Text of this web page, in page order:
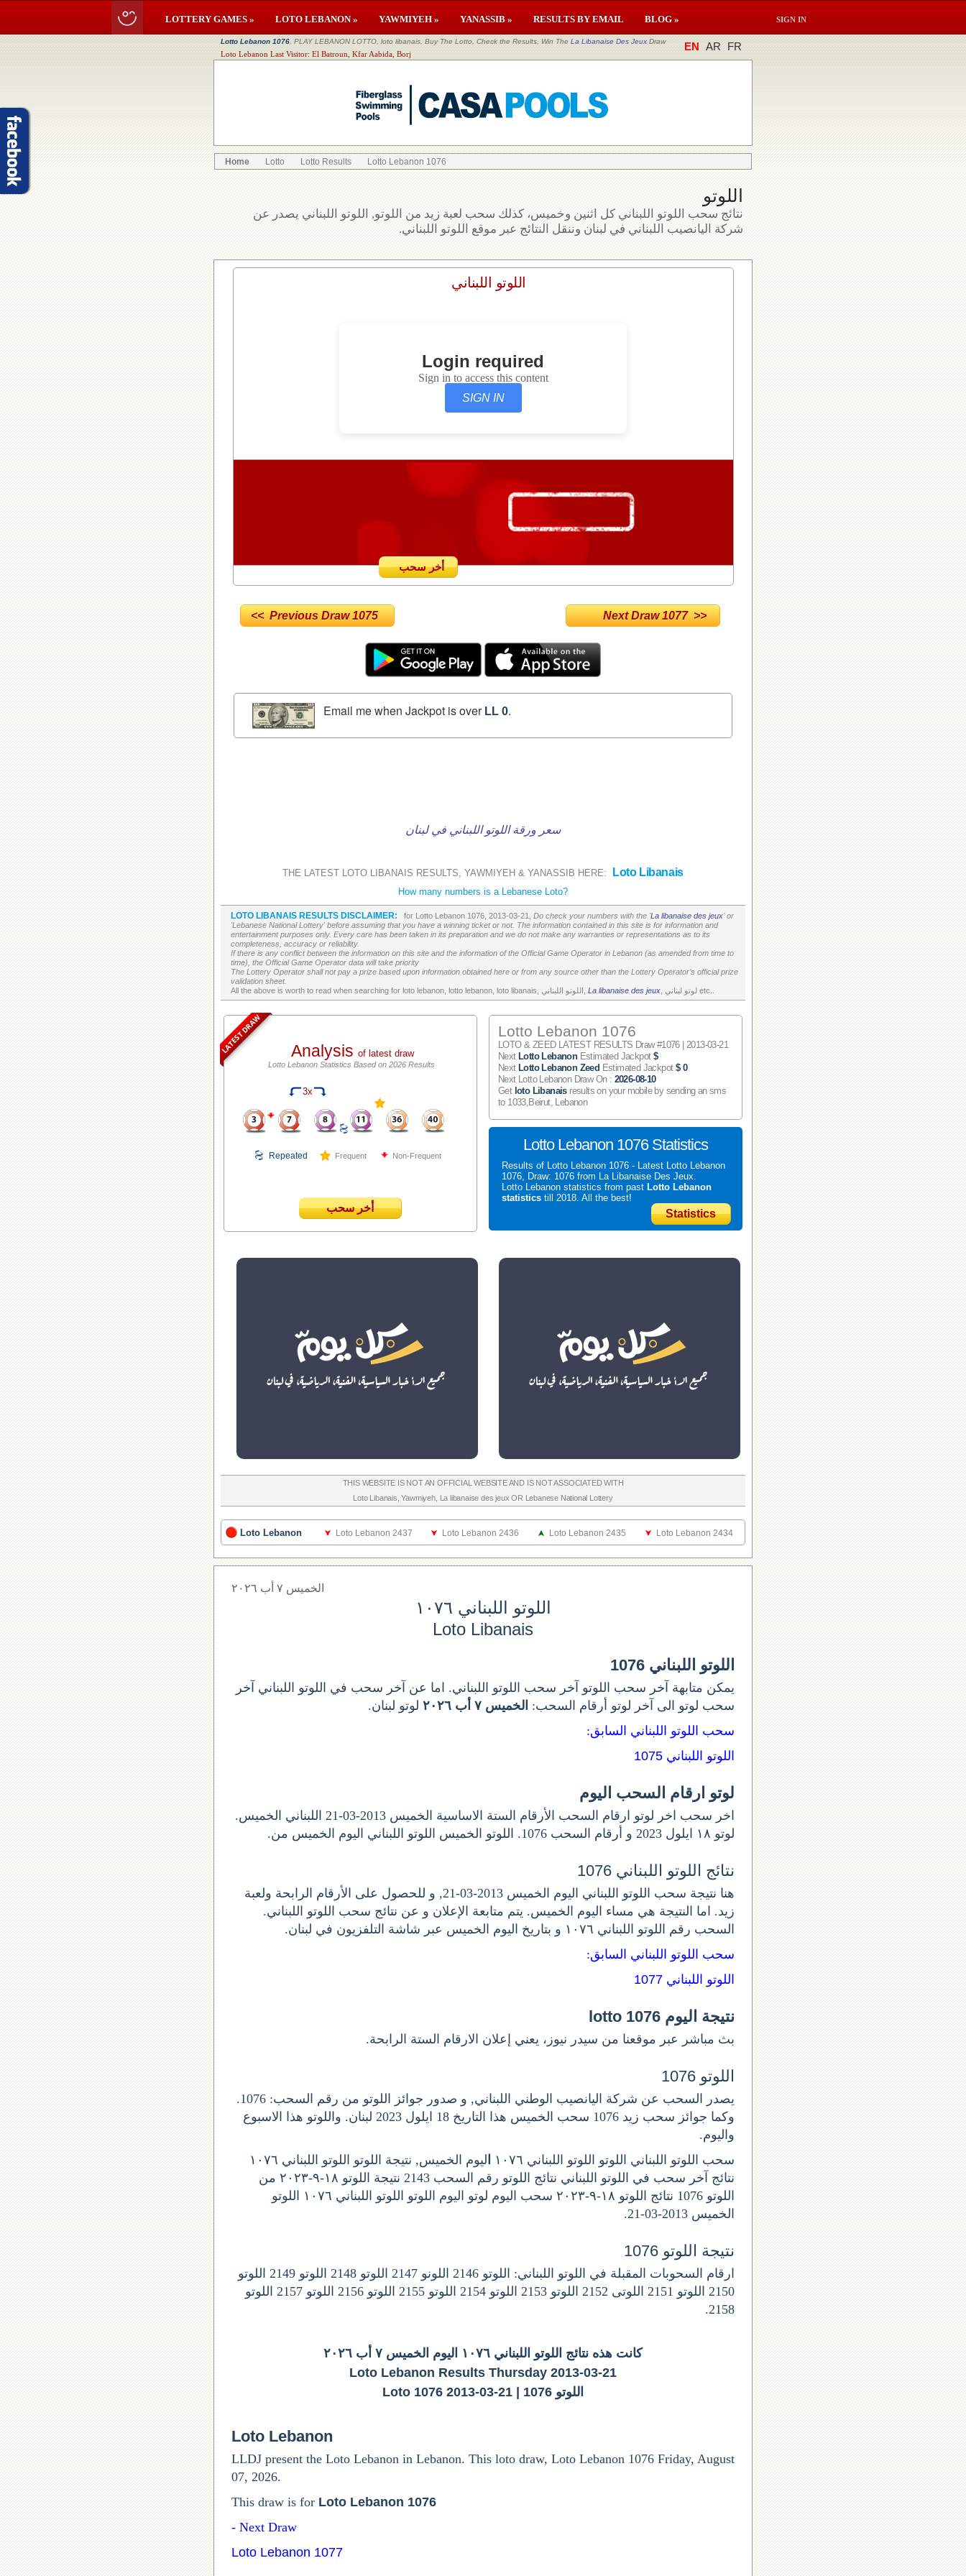
LOTTERY GAMES » LOTO LEBANON » YAWMIYEH » YANASSIB » RESULTS BY EMAIL BLOG » SIGN IN
Lotto Lebanon 1076 , PLAY LEBANON LOTTO, loto libanais, Buy The Lotto, Check the Results, Win The La Libanaise Des Jeux Draw
Loto Lebanon Last Visitor: El Batroun, Kfar Aabida, Borj
EN AR FR
Home Lotto Lotto Results Lotto Lebanon 1076
اللوتو
نتائج سحب اللوتو اللبناني كل اثنين وخميس، كذلك سحب لعبة زيد من اللوتو, اللوتو اللبناني يصدر عن
شركة اليانصيب اللبناني في لبنان وننقل النتائج عبر موقع اللوتو اللبناني.
اللوتو اللبناني
Login required
Sign in to access this content
SIGN IN
أخر سحب
<< Previous Draw 1075 Next Draw 1077 >>
Email me when Jackpot is over LL 0.
سعر ورقة اللوتو اللبناني في لبنان
THE LATEST LOTO LIBANAIS RESULTS, YAWMIYEH & YANASSIB HERE: Loto Libanais
How many numbers is a Lebanese Loto?
LOTO LIBANAIS RESULTS DISCLAIMER: for Lotto Lebanon 1076, 2013-03-21, Do check your numbers with the 'La libanaise des jeux' or
'Lebanese National Lottery' before assuming that you have a winning ticket or not. The information contained in this site is for information and
entertainment purposes only. Every care has been taken in its preparation and we do not make any warranties or representations as to its
completeness, accuracy or reliability.
If there is any conflict between the information on this site and the information of the Official Game Operator in Lebanon (as amended from time to
time), the Official Game Operator data will take priority
The Lottery Operator shall not pay a prize based upon information obtained here or from any source other than the Lottery Operator’s official prize
validation sheet.
La libanaise des jeux , لوتو لبناني etc..
LATEST DRAW Analysis of latest draw
Lotto Lebanon Statistics Based on 2026 Results
3x
Repeated Frequent Non-Frequent
أخر سحب
Lotto Lebanon 1076
LOTO & ZEED LATEST RESULTS Draw #1076 | 2013-03-21
Next Lotto LebanonEstimated Jackpot $
Next Lotto Lebanon Zeed Estimated Jackpot $ 0
Next Lotto Lebanon Draw On : 2026-08-10
Get loto Libanaisresults on your mobile by sending an sms
to 1033,Beirut, Lebanon
Lotto Lebanon 1076 Statistics
Results of Lotto Lebanon 1076 - Latest Lotto Lebanon
1076, Draw: 1076 from La Libanaise Des Jeux.
Lotto Lebanon statistics from past Lotto Lebanon
statistics till 2018. All the best!
Statistics
THIS WEBSITE IS NOT AN OFFICIAL WEBSITE AND IS NOT ASSOCIATED WITH
Loto Libanais ,Yawmiyeh, La libanaise des jeux OR Lebanese National Lottery
Loto Lebanon Loto Lebanon 2437 Loto Lebanon 2436 Loto Lebanon 2435 Loto Lebanon 2434
الخميس ٧ أب ٢٠٢٦
اللوتو اللبناني ١٠٧٦
Loto Libanais
اللوتو اللبناني 1076
يمكن متابهة آخر سحب اللوتو آخر سحب اللوتو اللبناني. اما عن آخر سحب في اللوتو اللبناني آخر
سحب لوتو الى آخر لوتو أرقام السحب: الخميس ٧ أب ٢٠٢٦
لوتو لبنان.
سحب اللوتو اللبناني السابق:
اللوتو اللبناني 1075
لوتو ارقام السحب اليوم
اخر سحب اخر لوتو ارقام السحب الأرقام الستة الاساسية الخميس 2013-03-21 اللبناني الخميس.
لوتو ١٨ ايلول 2023 و أرقام السحب 1076. اللوتو الخميس اللوتو اللبناني اليوم الخميس من.
نتائج اللوتو اللبناني 1076
هنا نتيجة سحب اللوتو اللبناني اليوم الخميس 2013-03-21, و للحصول على الأرقام الرابحة ولعبة
زيد. اما النتيجة هي مساء اليوم الخميس. يتم متابعة الإعلان و عن نتائج سحب اللوتو اللبناني.
السحب رقم اللوتو اللبناني ١٠٧٦
و بتاريخ اليوم الخميس عبر شاشة التلفزيون في لبنان.
سحب اللوتو اللبناني السابق:
اللوتو اللبناني 1077
نتيجة اليوم lotto 1076
بث مباشر عبر موقعنا من سيدر نيوز، يعني إعلان الارقام الستة الرابحة.
اللوتو 1076
يصدر السحب عن شركة اليانصيب الوطني اللبناني, و صدور جوائز اللوتو من رقم السحب: 1076.
وكما جوائز سحب زيد 1076 سحب الخميس هذا التاريخ 18 ايلول 2023 لبنان. واللوتو هذا الاسبوع
واليوم.
سحب اللوتو اللبناني اللوتو اللوتو اللبناني ١٠٧٦
ليوم الخميس, نتيجة اللوتو اللوتو اللبناني ١٠٧٦
نتائج آخر سحب في اللوتو اللبناني نتائج اللوتو رقم السحب 2143 نتيجة اللوتو ١٨-٩-٢٠٢٣ من
اللوتو 1076 نتائج اللوتو ١٨-٩-٢٠٢٣ سحب اليوم لوتو اليوم اللوتو اللوتو اللبناني ١٠٧٦ اللوتو
الخميس 2013-03-21.
نتيجة اللوتو 1076
ارقام السحوبات المقبلة في اللوتو اللبناني: اللوتو 2146 اللونو 2147 اللوتو 2148 اللوتو 2149 اللوتو
2150 اللوتو 2151 اللوتى 2152 اللوتو 2153 اللوتو 2154 اللوتو 2155 اللوتو 2156 اللوتو 2157 اللوتو
2158.
كانت هذه نتائج اللوتو اللبناني ١٠٧٦ اليوم الخميس ٧ أب ٢٠٢٦
Loto Lebanon Results Thursday 2013-03-21
اللوتو 1076 | Loto 1076 2013-03-21
Loto Lebanon
LLDJ present the Loto Lebanon in Lebanon. This loto draw, Loto Lebanon 1076 Friday, August
07, 2026.
This draw is for Loto Lebanon 1076
Next Draw -
Loto Lebanon 1077